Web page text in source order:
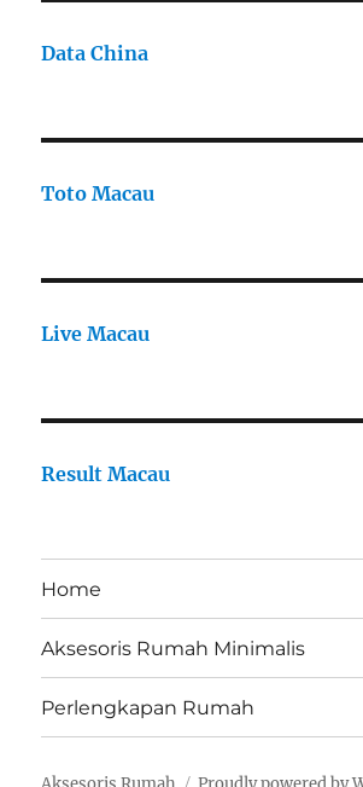
Data China
Toto Macau
Live Macau
Result Macau
Home
Aksesoris Rumah Minimalis
Perlengkapan Rumah